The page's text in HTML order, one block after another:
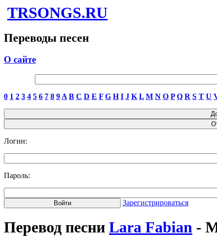
TRSONGS.RU
Переводы песен
О сайте
0 1 2 3 4 5 6 7 8 9 A B C D E F G H I J K L M N O P Q R S T U
Логин:
Пароль:
Зарегистрироваться
Перевод песни Lara Fabian -